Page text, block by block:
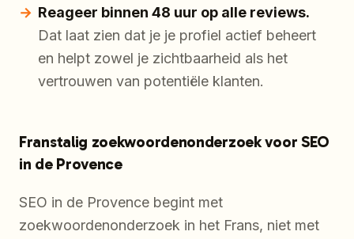
Reageer binnen 48 uur op alle reviews.
Dat laat zien dat je je profiel actief beheert
en helpt zowel je zichtbaarheid als het
vertrouwen van potentiële klanten.
Franstalig zoekwoordenonderzoek voor SEO
in de Provence
SEO in de Provence begint met
zoekwoordenonderzoek in het Frans, niet met